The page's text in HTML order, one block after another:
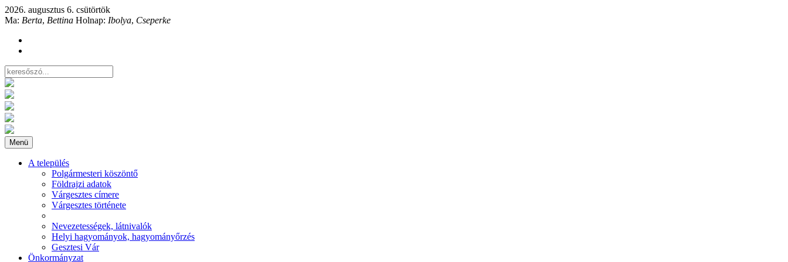
2026. augusztus 6. csütörtök
Ma: Berta, Bettina Holnap: Ibolya, Cseperke
Menü
A település
Polgármesteri köszöntő
Földrajzi adatok
Várgesztes címere
Várgesztes története
Nevezetességek, látnivalók
Helyi hagyományok, hagyományőrzés
Gesztesi Vár
Önkormányzat